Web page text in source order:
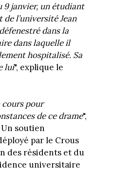
9 janvier, un étudiant
l’université Jean
dans la
dans laquelle il
hospitalisé. Sa
lui", explique le
cours pour
de ce drame",
soutien
par le Crous
des résidents et du
universitaire